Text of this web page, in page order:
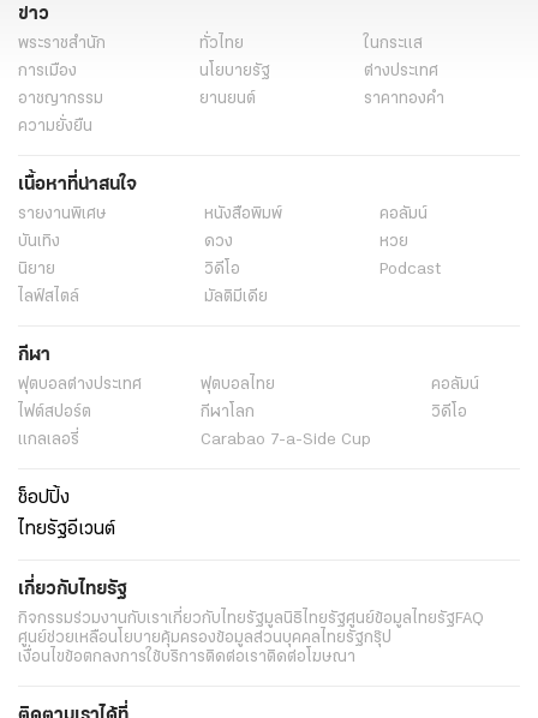
ข่าว
พระราชสำนัก ทั่วไทย
ในกระแส
การเมือง
นโยบายรัฐ
ต่างประเทศ
อาชญากรรม
ยานยนต์
ราคาทองคำ
ความยั่งยืน
เนื้อหาที่น่าสนใจ
รายงานพิเศษ หนังสือพิมพ์
คอลัมน์
บันเทิง
ดวง
หวย
นิยาย
วิดีโอ
Podcast
ไลฟ์สไตล์
มัลติมีเดีย
กีฬา
ฟุตบอลต่่างประเทศ ฟุตบอลไทย
คอลัมน์
ไฟต์สปอร์ต
กีฬาโลก
วิดีโอ
แกลเลอรี่
Carabao 7-a-Side Cup
ช็อปปิ้ง
ไทยรัฐอีเวนต์
เกี่ยวกับไทยรัฐ
กิจกรรมร่วมงานกับเราเกี่ยวกับไทยรัฐมูลนิธิไทยรัฐศูนย์ข้อมูลไทยรัฐFAQ
ศูนย์ช่วยเหลือนโยบายคุ้มครองข้อมูลส่วนบุคคลไทยรัฐกรุ๊ป
เงื่อนไขข้อตกลงการใช้บริการติดต่อเราติดต่อโฆษณา